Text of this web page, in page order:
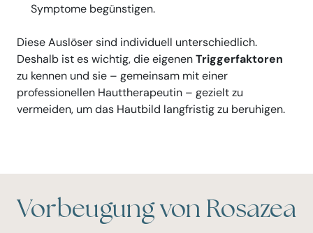
Symptome begünstigen.
Diese Auslöser sind individuell unterschiedlich.
Deshalb ist es wichtig, die eigenenTriggerfaktoren
zu kennen und sie – gemeinsam mit einer
professionellen Hauttherapeutin – gezielt zu
vermeiden, um das Hautbild langfristig zu beruhigen.
Vorbeugung von Rosazea